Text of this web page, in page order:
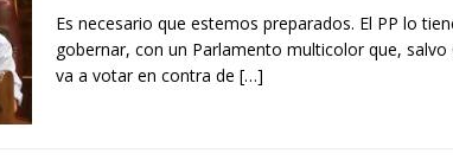
Es necesario que estemos preparados. El PP lo
gobernar, con un Parlamento multicolor que, salvo
va a votar en contra de […]